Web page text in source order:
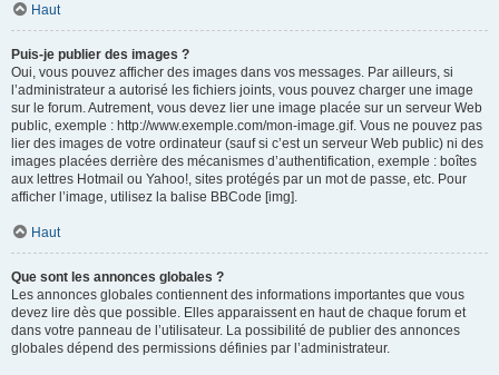
Haut
Puis-je publier des images ?
Oui, vous pouvez afficher des images dans vos messages. Par ailleurs, si
l’administrateur a autorisé les fichiers joints, vous pouvez charger une image
sur le forum. Autrement, vous devez lier une image placée sur un serveur Web
public, exemple : http://www.exemple.com/mon-image.gif. Vous ne pouvez pas
lier des images de votre ordinateur (sauf si c’est un serveur Web public) ni des
images placées derrière des mécanismes d’authentification, exemple : boîtes
aux lettres Hotmail ou Yahoo!, sites protégés par un mot de passe, etc. Pour
afficher l’image, utilisez la balise BBCode [img].
Haut
Que sont les annonces globales ?
Les annonces globales contiennent des informations importantes que vous
devez lire dès que possible. Elles apparaissent en haut de chaque forum et
dans votre panneau de l’utilisateur. La possibilité de publier des annonces
globales dépend des permissions définies par l’administrateur.